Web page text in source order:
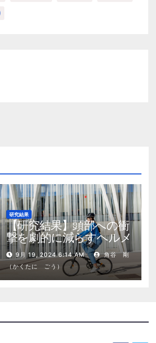
研究結果
【研究結果】頭部への衝
撃を劇的に減らすヘルメ
ット内部パッド
9月 19, 2024 6:14 AM
角谷 剛
（かくたに ごう）